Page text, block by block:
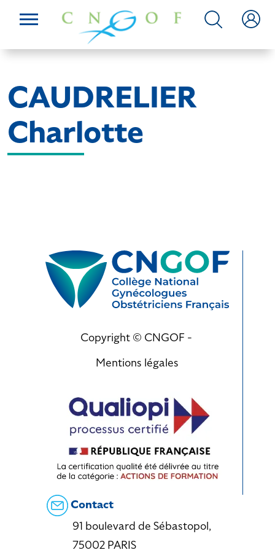
CAUDRELIER
Charlotte
Copyright © CNGOF -
Mentions légales
Contact
91 boulevard de Sébastopol,
75002 PARIS